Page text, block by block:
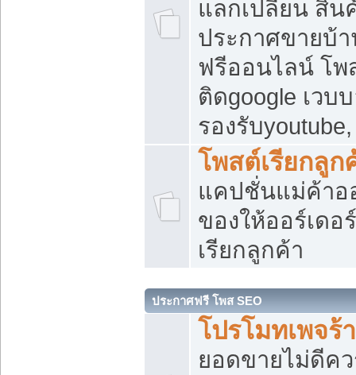
แลกเปลี่ยน สิน
ประกาศขายบ้
ฟรีออนไลน์ โพ
ติดgoogle เวบ
รองรับ
โพสต์เรียกลูก
แคปชั่นแม่ค้าอ
ของให้ออร์เดอ
เรียกลูกค้า
ประกาศฟรี โพส SEO
โปรโมทเพจร้
ยอดขายไม่ดีค